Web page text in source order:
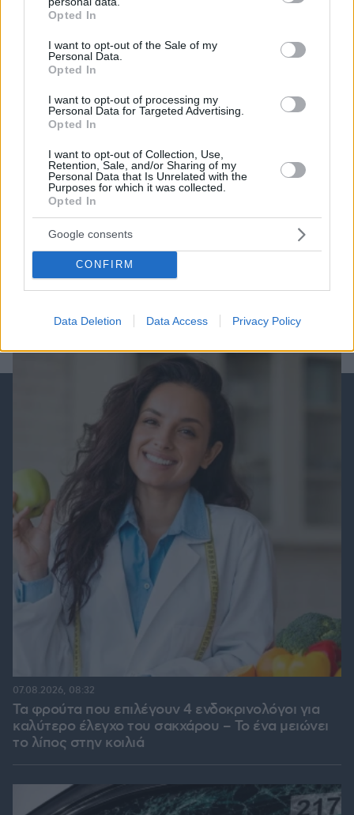
grant or deny consent to Google and its third-party tags to
use your data for below specified purposes in below Google
consent section.
Opted In
I want to opt-out of the Sale of my
Personal Data.
Opted In
I want to opt-out of processing my
Personal Data for Targeted Advertising.
Opted In
I want to opt-out of Collection, Use,
Retention, Sale, and/or Sharing of my
Personal Data that Is Unrelated with the
Purposes for which it was collected.
Opted In
Google consents
CONFIRM
Data Deletion Data Access Privacy Policy
07.08.2026, 13:23
Games
Cut The Rope Candy
ΔΕΙΤΕ ΟΛΑ ΤΑ GAMES
Best of Network
Τα φρούτα που επιλέγουν 4 ενδοκρινολόγοι για
καλύτερο έλεγχο του σακχάρου – Το ένα μειώνει
το λίπος στην κοιλιά
07.08.2026, 08:32